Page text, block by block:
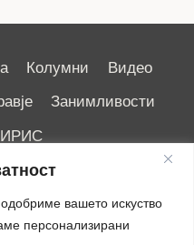
вашето искуство
персонализирани
Колумни
Видео
Занимливости
ИРИС